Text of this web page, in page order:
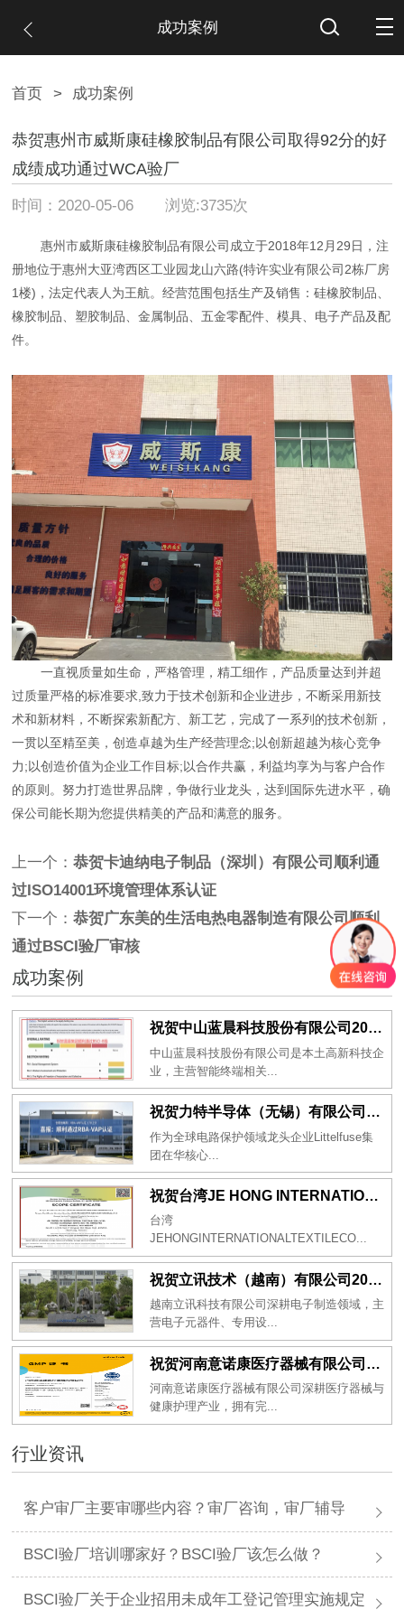
成功案例
首页 > 成功案例
恭贺惠州市威斯康硅橡胶制品有限公司取得92分的好
成绩成功通过WCA验厂
时间：2020-05-06 浏览:3735次
惠州市威斯康硅橡胶制品有限公司成立于2018年12月29日，注
册地位于惠州大亚湾西区工业园龙山六路(特许实业有限公司2栋厂房
1楼)，法定代表人为王航。经营范围包括生产及销售：硅橡胶制品、
橡胶制品、塑胶制品、金属制品、五金零配件、模具、电子产品及配
件。
一直视质量如生命，严格管理，精工细作，产品质量达到并超
过质量严格的标准要求,致力于技术创新和企业进步，不断采用新技
术和新材料，不断探索新配方、新工艺，完成了一系列的技术创新，
一贯以至精至美，创造卓越为生产经营理念;以创新超越为核心竞争
力;以创造价值为企业工作目标;以合作共赢，利益均享为与客户合作
的原则。努力打造世界品牌，争做行业龙头，达到国际先进水平，确
保公司能长期为您提供精美的产品和满意的服务。
上一个：恭贺卡迪纳电子制品（深圳）有限公司顺利通
过ISO14001环境管理体系认证
下一个：恭贺广东美的生活电热电器制造有限公司顺利
通过BSCI验厂审核
成功案例
祝贺中山蓝晨科技股份有限公司2026年一次性成功通过BSCI验厂-B级
中山蓝晨科技股份有限公司是本土高新科技企
业，主营智能终端相关...
祝贺力特半导体（无锡）有限公司2026年一次性成功通过RBA-VAP认证审核并取得170.2分
作为全球电路保护领域龙头企业Littelfuse集
团在华核心...
祝贺台湾JE HONG INTERNATIONAL TEXTILE CO., LTD 2026年一次性成功通过GRS认证
台湾
JEHONGINTERNATIONALTEXTILECO...
祝贺立讯技术（越南）有限公司2026年一次性成功通过RBA-VAP审核获得金牌评级！
越南立讯科技有限公司深耕电子制造领域，主
营电子元器件、专用设...
祝贺河南意诺康医疗器械有限公司2026年一次性成功通过GMP认证
河南意诺康医疗器械有限公司深耕医疗器械与
健康护理产业，拥有完...
行业资讯
客户审厂主要审哪些内容？审厂咨询，审厂辅导
BSCI验厂培训哪家好？BSCI验厂该怎么做？
BSCI验厂关于企业招用未成年工登记管理实施规定